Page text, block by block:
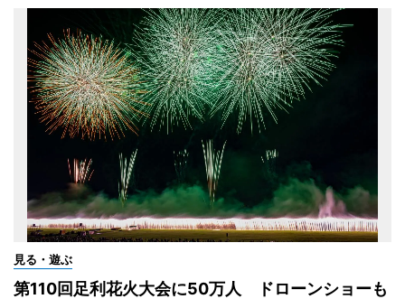
見る・遊ぶ
第110回足利花火大会に50万人 ドローンショーも